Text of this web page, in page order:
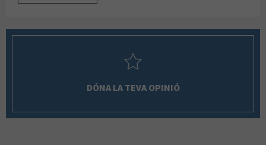
DÓNA LA TEVA OPINIÓ